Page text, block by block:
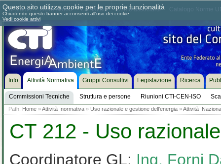
Chi siamo Dove siamo Contattaci Come associarsi
Info Attività Normativa
Commissioni Tecniche Struttura e persone Riunioni CTI-CEN-ISO
Gruppi Consultivi Legislazione Ricerca
Path: Home »Attività normativa » Uso razionale e gestione dell'energia »Attività
CT 212 - Uso
Coordinatore GL: Ing. Forni
Questo sito utilizza cookie per le proprie funzionalità
Chiudendo questo banner acconsenti all'uso dei cookie.
Vedi cookie attivi